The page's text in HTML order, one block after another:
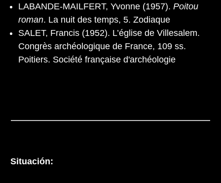
LABANDE-MAILFERT, Yvonne (1957). Poitou
roman. La nuit des temps, 5. Zodiaque
SALET, Francis (1952). L’église de Villesalem.
Congrès archéologique de France, 109 ss.
Poitiers. Société française d'archéologie
Situación: